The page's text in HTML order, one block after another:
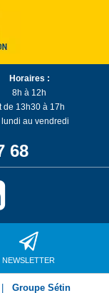
Horaires :
8h à 12h
de 13h30 à 17h
au vendredi
68
NEWSLETTER
Groupe Sétin